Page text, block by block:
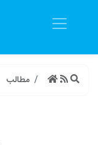
مطالب